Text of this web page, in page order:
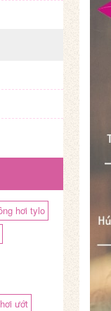
hơi tylo
ướt